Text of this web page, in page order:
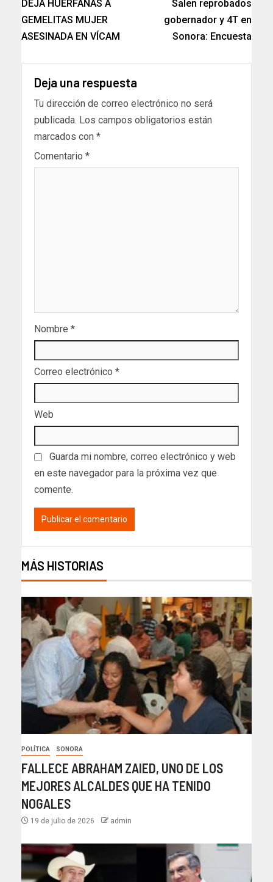
DEJA HUÉRFANAS A
GEMELITAS MUJER
ASESINADA EN VÍCAM
Salen reprobados
gobernador y 4T en
Sonora: Encuesta
Deja una respuesta
Tu dirección de correo electrónico no será
publicada. Los campos obligatorios están
marcados con *
Comentario *
Nombre *
Correo electrónico *
Web
Guarda mi nombre, correo electrónico y web
en este navegador para la próxima vez que
comente.
MÁS HISTORIAS
POLÍTICA SONORA
FALLECE ABRAHAM ZAIED, UNO DE LOS
MEJORES ALCALDES QUE HA TENIDO
NOGALES
19 de julio de 2026 admin